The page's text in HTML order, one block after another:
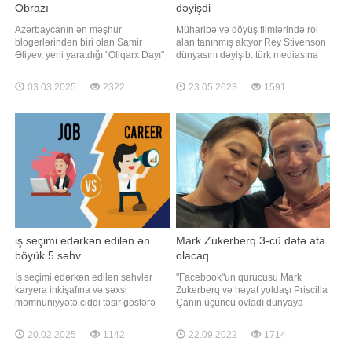
Obrazı
Azərbaycanın ən məşhur
blogerlərindən biri olan Samir
Əliyev, yeni yaratdığı "Oliqarx Dayı"
diqqətini cəlb edib. O, bu xarakteri o
qədər uğurla canlandırıb ki, insanlar
maraqla izləyir və tez-tez bu obrazın
yeni səhnəciklərini
03.03.2025 2322
dəyişdi
Müharibə və döyüş filmlərində rol
alan tanınmış aktyor Rey Stivenson
dünyasını dəyişib. türk mediasına
Vikinqlər və Dexter kimi böyük
seriallarda rol alan aktyor
"Cassino in Ischia" adlı döyüş
filminə çəkilərkən xəstələnib
23.05.2023 1591
iş seçimi edərkən edilən ən
böyük 5 səhv
İş seçimi edərkən edilən səhvlər
karyera inkişafına və şəxsi
məmnuniyyətə ciddi təsir göstərə
maddi üstünlüklərə diqqət yetirərək
iş seçimində səhv edir. Halbuki, işin
20.02.2025 1142
Mark Zukerberq 3-cü dəfə ata
olacaq
"Facebook"un qurucusu Mark
Zukerberq və həyat yoldaşı Priscilla
Çanın üçüncü övladı dünyaya
barədə Zukerberq özü sosial
şəbəkədə paylaşım edib. "Gələn il
22.09.2022 1714